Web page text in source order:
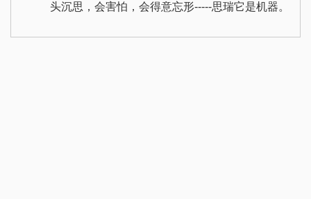
头沉思，会害怕，会得意忘形-----思瑞它是机器。